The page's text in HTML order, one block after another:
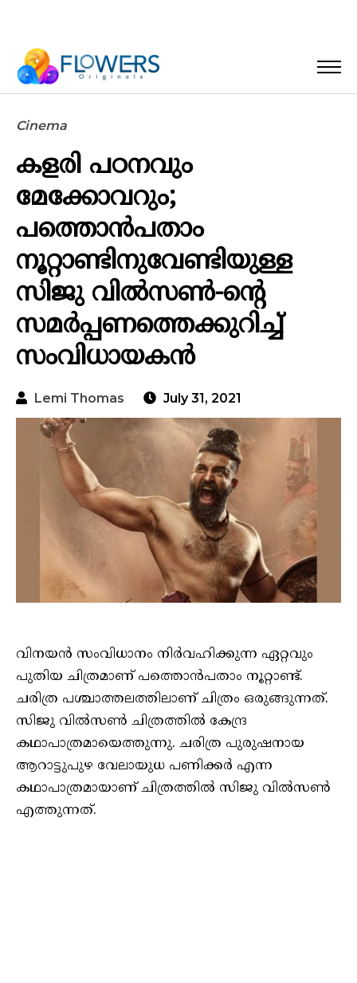
Cinema
കളരി പഠനവും
മേക്കോവറും;
പത്തൊന്‍പതാം
നൂറ്റാണ്ടിനുവേണ്ടിയുള്ള
സിജു വില്‍സണ്‍-ന്റെ
സമര്‍പ്പണത്തെക്കുറിച്ച്
സംവിധായകന്‍
Lemi Thomas July 31, 2021
വിനയന്‍ സംവിധാനം നിര്‍വഹിക്കുന്ന ഏറ്റവും
പുതിയ ചിത്രമാണ് പത്തൊന്‍പതാം നൂറ്റാണ്ട്.
ചരിത്ര പശ്ചാത്തലത്തിലാണ് ചിത്രം ഒരുങ്ങുന്നത്.
സിജു വില്‍സണ്‍ ചിത്രത്തില്‍ കേന്ദ്ര
കഥാപാത്രമായെത്തുന്നു. ചരിത്ര പുരുഷനായ
ആറാട്ടുപുഴ വേലായുധ പണിക്കര്‍ എന്ന
കഥാപാത്രമായാണ് ചിത്രത്തില്‍ സിജു വില്‍സണ്‍
എത്തുന്നത്.